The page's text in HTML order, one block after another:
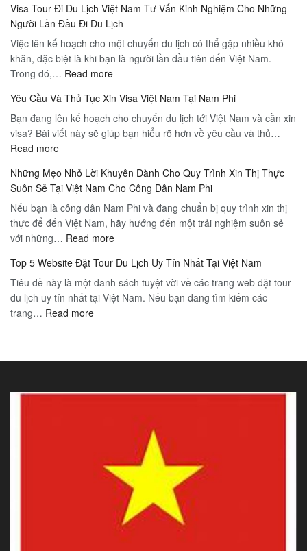
cho
công
dân
Nam
Phi
lịch
Quốc
Khám
đường
nghỉ
dưỡng
Visa Tour Đi Du Lịch Việt Nam Tư Vấn Kinh Nghiệm Cho Những
Người Lần Đầu Đi Du Lịch
Việc lên kế hoạch cho một chuyến du lịch có thể gặp nhiều khó
khăn, đặc biệt là khi bạn là người lần đầu tiên đến Việt Nam.
Trong đó,… Read more:
Tour
Đi
Du
Nam
Tư
Vấn
Kinh
Nghiệm
Những
Người
Lần
Lịch
Yêu Cầu Và Thủ Tục Xin Visa Việt Nam Tại Nam Phi
Bạn đang lên kế hoạch cho chuyến du lịch tới Việt Nam và cần xin
visa? Bài viết này sẽ giúp bạn hiểu rõ hơn về yêu cầu và thủ…
Read more:
Cầu
Và
Thủ
Tục
Xin
Việt
Nam
Tại
Nam
Những Mẹo Nhỏ Lời Khuyên Dành Cho Quy Trình Xin Thị Thực
Suôn Sẻ Tại Việt Nam Cho Công Dân Nam Phi
Nếu bạn là công dân Nam Phi và đang chuẩn bị quy trình xin thị
thực để đến Việt Nam, hãy hướng đến một trải nghiệm suôn sẻ
với những… Read more:
Mẹo
Nhỏ
Lời
Tại
Việt
Nam
Cho
Công
Dân
Top 5 Website Đặt Tour Du Lịch Uy Tín Nhất Tại Việt Nam
Tiêu đề này là một danh sách tuyệt vời về các trang web đặt tour
du lịch uy tín nhất tại Việt Nam. Nếu bạn đang tìm kiếm các
trang… Read more:
Nhất
Tại